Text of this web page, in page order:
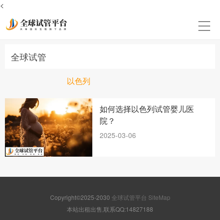
<
全球试管
以色列
如何选择以色列试管婴儿医
院？
2025-03-06
Copyright©2025-2030 全球试管平台 SiteMap
本站出租出售,联系QQ:14827188